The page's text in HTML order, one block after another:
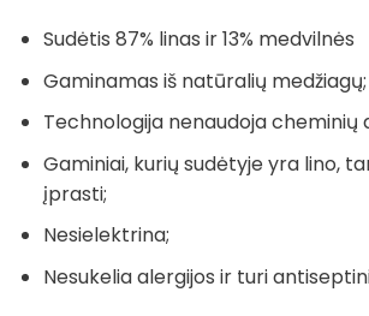
Sudėtis 87% linas ir 13% medvilnės
Gaminamas iš natūralių medžiagų;
Technologija nenaudoja cheminių
Gaminiai, kurių sudėtyje yra lino,
įprasti;
Nesielektrina;
Nesukelia alergijos ir turi